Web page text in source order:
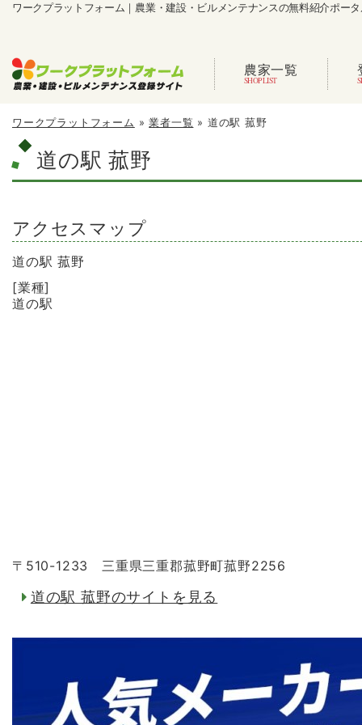
ワークプラットフォーム｜農業・建設・ビルメンテナンスの無料紹介ポー
農家一覧
ワークプラットフォーム »業者一覧 » 道の駅 菰野
道の駅 菰野
アクセスマップ
道の駅 菰野
[業種]
道の駅
〒510-1233 三重県三重郡菰野町菰野2256
道の駅 菰野のサイトを見る